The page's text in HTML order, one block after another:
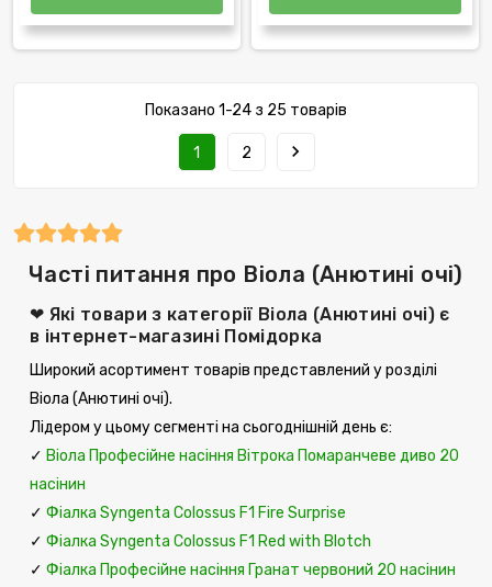
Показано 1-24 з 25 товарів
1 2 navigate_next
Часті питання про Віола (Анютині очі)
❤ Які товари з категорії Віола (Анютині очі) є
в інтернет-магазині Помідорка
Широкий асортимент товарів представлений у розділі
Віола (Анютині очі).
Лідером у цьому сегменті на сьогоднішній день є:
✓ Віола Професійне насіння Вітрока Помаранчеве диво 20
насінин
✓ Фіалка Syngenta Colossus F1 Fire Surprise
✓ Фіалка Syngenta Colossus F1 Red with Blotch
✓ Фіалка Професійне насіння Гранат червоний 20 насінин